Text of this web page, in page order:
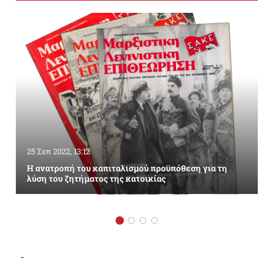
25 Σεπ 2022, 13:12
Η ανατροπή του καπιταλισμού προϋπόθεση για τη
λύση του ζητήματος της κατοικίας